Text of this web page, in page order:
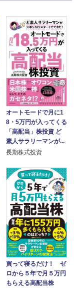
オートモードで月に1
8・5万円が入ってくる
「高配当」株投資 ど
素人サラリーマンが...
長期株式投資
買って寝るだけ！ ゼ
ロから５年で月５万円
もらえる高配当株